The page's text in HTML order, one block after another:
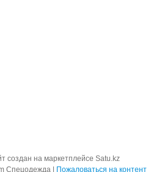
создан на маркетплейсе Satu.kz
ТОО Uniform Спецодежда | Пожаловаться на контент